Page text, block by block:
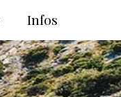
Infos